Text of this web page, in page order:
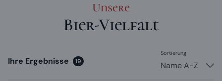
Unsere
Bier-Vielfalt
Ihre Ergebnisse 19
Sortierung
Name A-Z